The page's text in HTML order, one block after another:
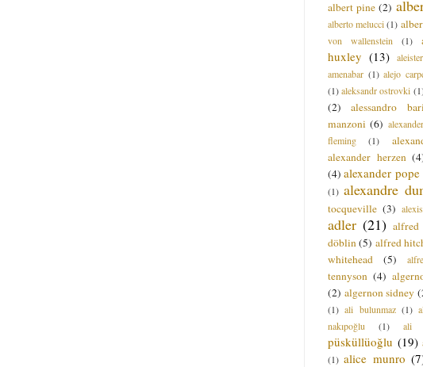
albert pine (2)
alberto melucci (1)
von wallenstein
(1)
huxley (13)
amenabar (1) alejo
(1) aleksandr ostrovki
(2)
alessandro
manzoni (6)
fleming
(1)
alexander herzen
(4) alexander pope
(1) alexandre
tocqueville (3)
adler (21) alfred
döblin (5) alfred
whitehead
(5)
tennyson (4)
(2) algernon sidney
(1) ali bulunmaz (1)
nakıpoğlu
(1) ali
püsküllüoğlu (19)
(1) alice munro